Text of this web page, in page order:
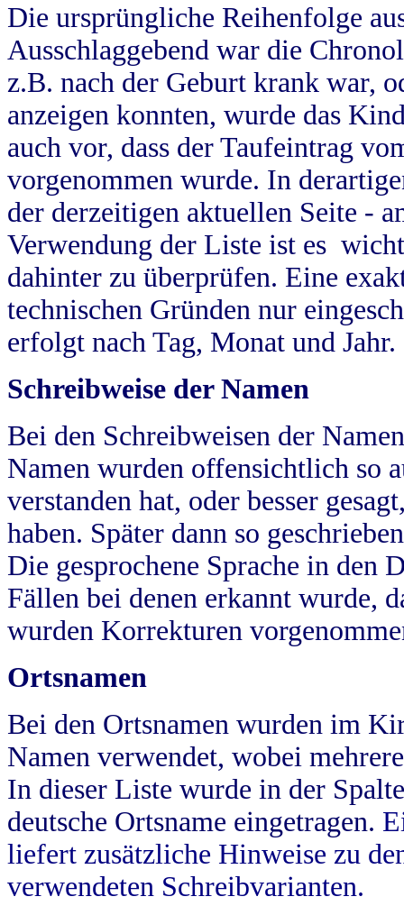
Die ursprüngliche Reihenfolge
Ausschlaggebend war die
z.B. nach der Geburt krank war,
anzeigen konnten, wurde das
auch vor, dass der Taufeintrag
vorgenommen wurde. In
der derzeitigen aktuellen Seite -
Verwendung der Liste ist es
dahinter zu überprüfen. Eine
technischen Gründen nur
erfolgt nach Tag, Monat und Jahr.
Schreibweise der Namen
Bei den Schreibweisen der
Namen wurden offensichtlich so
verstanden hat, oder besser
haben. Später dann so
Die gesprochene Sprache in
Fällen bei denen erkannt wurde,
wurden Korrekturen
Ortsnamen
Bei den Ortsnamen wurden im
Namen verwendet, wobei
In dieser Liste wurde in der
deutsche Ortsname eingetragen.
liefert zusätzliche Hinweise zu
verwendeten Schreibvarianten.